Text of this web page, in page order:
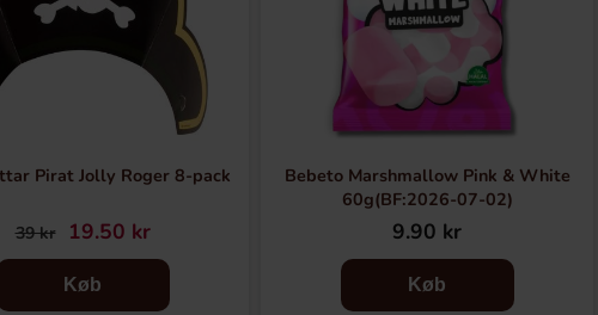
Pirat Jolly Roger 8-pack
39 kr 19.50 kr
Køb
Bebeto Marshmallow Pink & White
60g(BF:2026-07-02)
9.90 kr
Køb